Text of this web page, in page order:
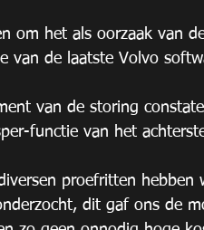
om het als oorzaak van
van de laatste Volvo
van de storing
functie van het
proefritten hebben
dit gaf ons de